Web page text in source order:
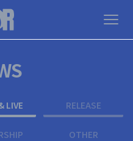
LIVE RELEASE
OTHER